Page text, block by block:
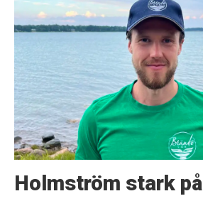
Holmström stark på